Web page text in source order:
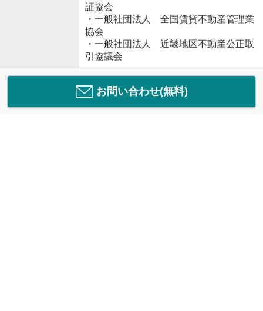
証協会
・一般社団法人 全国賃貸不動産管理業
協会
・一般社団法人 近畿地区不動産公正取
引協議会
お問い合わせ(無料)